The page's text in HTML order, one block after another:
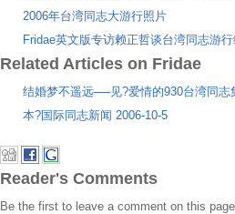
2006年台湾同志大游行照片
Fridae英文版专访赖正哲谈台湾同志游
Related Articles on Fridae
结婚梦不遥远──见?爱情的930台湾同志
本?国际同志新闻 2006-10-5
Reader's Comments
Be the first to leave a comment on this